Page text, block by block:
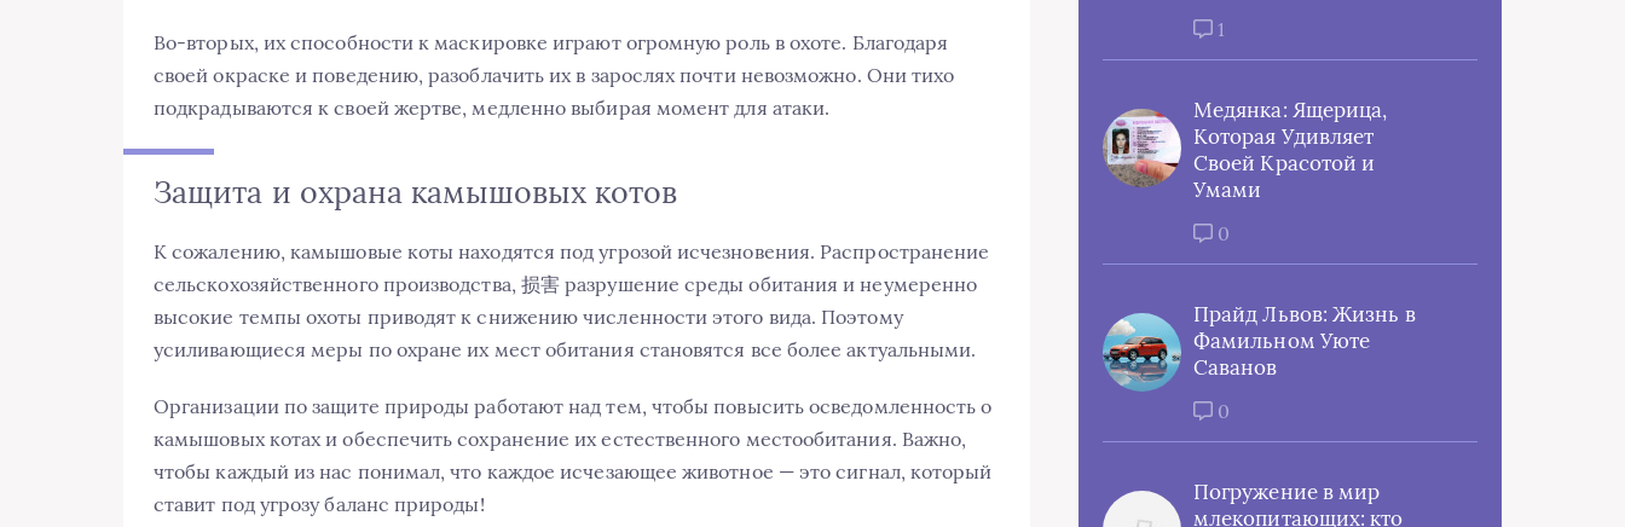
Во-вторых, их способности к маскировке играют огромную роль в охоте. Благодаря
своей окраске и поведению, разоблачить их в зарослях почти невозможно. Они тихо
подкрадываются к своей жертве, медленно выбирая момент для атаки.
Защита и охрана камышовых котов
К сожалению, камышовые коты находятся под угрозой исчезновения. Распространение
сельскохозяйственного производства, 损害 разрушение среды обитания и неумеренно
высокие темпы охоты приводят к снижению численности этого вида. Поэтому
усиливающиеся меры по охране их мест обитания становятся все более актуальными.
Организации по защите природы работают над тем, чтобы повысить осведомленность о
камышовых котах и обеспечить сохранение их естественного местообитания. Важно,
чтобы каждый из нас понимал, что каждое исчезающее животное — это сигнал, который
ставит под угрозу баланс природы!
1
Медянка: Ящерица,
Которая Удивляет
Своей Красотой и
Умами
0
Прайд Львов: Жизнь в
Фамильном Уюте
Саванов
0
Погружение в мир
млекопитающих: кто